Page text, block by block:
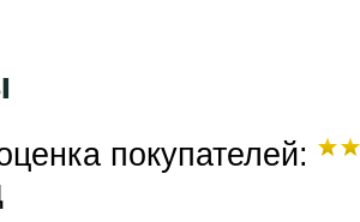
покупателей: